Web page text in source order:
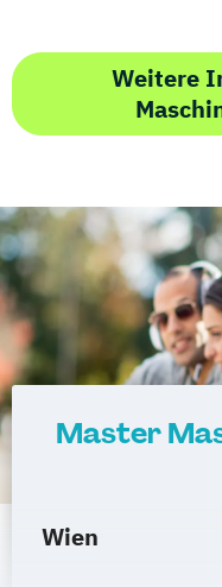
Energien
Fahrzeugtechnik
Weitere
Master
Wien